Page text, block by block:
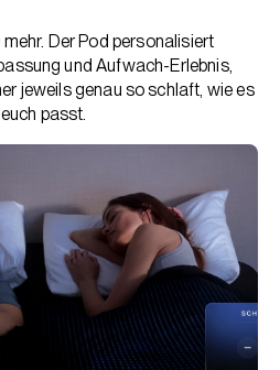
Der Pod personalisiert
und Aufwach-Erlebnis,
jeweils genau so schlaft, wie es
passt.